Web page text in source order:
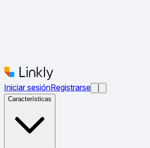
Iniciar sesiónRegistrarse
Características